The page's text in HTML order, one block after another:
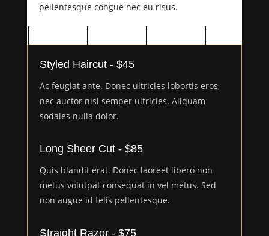
pellentesque congue nec eu risus.
Styled Haircut - $45
Ac feugiat ante. Donec ultricies lobortis eros,
nec auctor nisl semper ultricies. Aliquam
sodales nulla dolor.
Long Sheer Cut - $85
Quis blandit erat. Donec laoreet libero non
metus volutpat consequat in vel metus. Sed
non augue id felis pellentesque.
Straight Razor - $75